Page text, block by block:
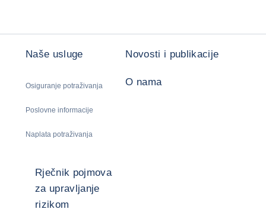
Naše usluge
Osiguranje potraživanja
Poslovne informacije
Naplata potraživanja
Novosti i publikacije
O nama
Rječnik pojmova
za upravljanje
rizikom